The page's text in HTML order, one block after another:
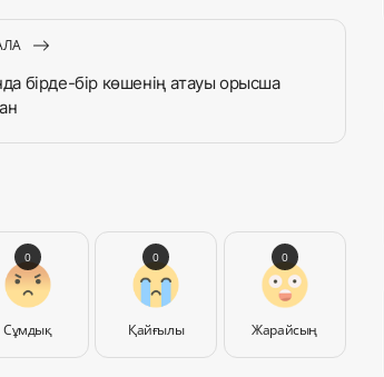
бірде-бір көшенің атауы орысша
Сұмдық
0
Қайғылы
0
Жарайсың
0